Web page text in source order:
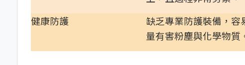
健康防護
缺乏專業防護裝備，容
量有害粉塵與化學物質